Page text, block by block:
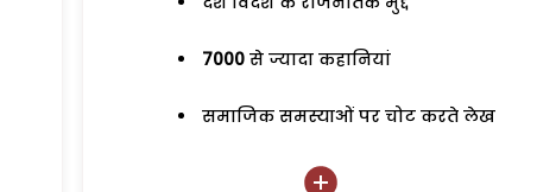
7000 से ज्यादा कहानियां
समाजिक समस्याओं पर चोट करते लेख